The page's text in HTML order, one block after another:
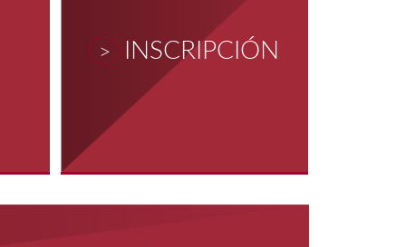
> INSCRIPCIÓN